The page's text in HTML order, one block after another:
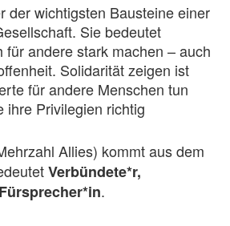
der wichtigsten Bausteine einer
Sie bedeutet
für andere stark machen – auch
Solidarität zeigen ist
für andere Menschen tun
ihre Privilegien richtig
Allies) kommt aus dem
Verbündete*r,
.